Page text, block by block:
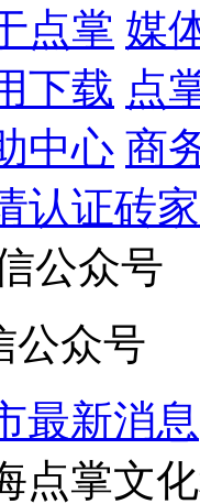
点掌 媒
下载 点
中心 商
认证砖家
公众号
最新消息
点掌文